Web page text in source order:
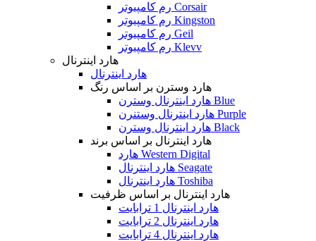
رم کامپیوتر Corsair
رم کامپیوتر Kingston
رم کامپیوتر Geil
رم کامپیوتر Klevv
هارد اینترنال
هارد اینترنال
هارد وسترن بر اساس رنگ
هارد اینترنال وسترن Blue
هارد اینترنال وستنرن Purple
هارد اینترنال وسترن Black
هارد اینترنال بر اساس برند
هارد Western Digital
هارد اینترنال Seagate
هارد اینترنال Toshiba
هارد اینترنال بر اساس ظرفیت
هارد اینترنال 1 ترابایت
هارد اینترنال 2 ترابایت
هارد اینترنال 4 ترابایت